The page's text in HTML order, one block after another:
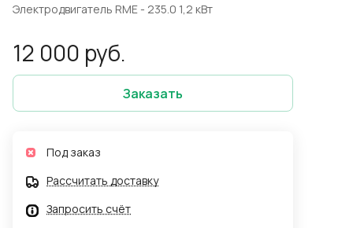
Электродвигатель RМЕ - 235.0 1,2 кВт
12 000 руб.
Заказать
Под заказ
Рассчитать доставку
Запросить счёт